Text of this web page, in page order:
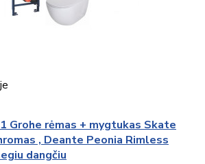
Grohe rėmas + mygtukas Skate
, Deante Peonia Rimless
dangčiu